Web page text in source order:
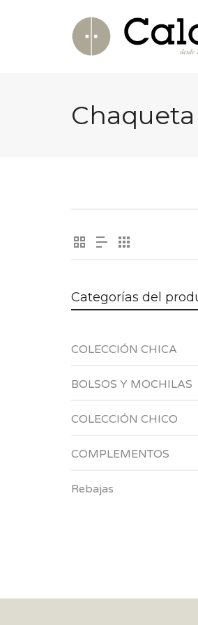
Categorías del
COLECCIÓN CHICA
BOLSOS Y MOCHILAS
COLECCIÓN CHICO
COMPLEMENTOS
Rebajas